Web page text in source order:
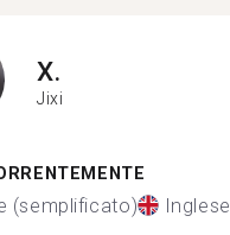
X.
Jixi
(semplificato) Inglese